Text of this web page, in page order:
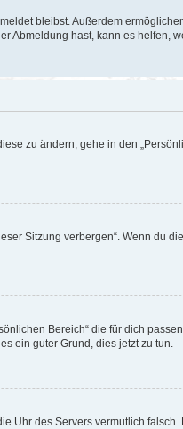
bleibst. Außerdem
Abmeldung hast, kann es helfen,
zu ändern, gehe in den
Sitzung verbergen“. Wenn du
Bereich“ die für dich
ein guter Grund, dies jetzt zu tun.
Uhr des Servers vermutlich